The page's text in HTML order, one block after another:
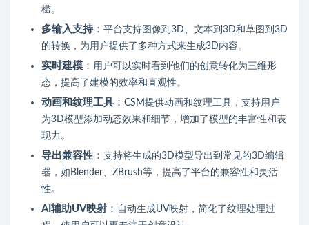
槛。
多输入支持： 平台支持图像到3D、文本到3D和草图到3D
的转换，为用户提供了多种方式来生成3D内容。
实时建模 ： 用户可以实时看到他们的创意转化为三维形
态，提高了建模的效率和直观性。
动画和纹理工具 ： CSM提供动画和纹理工具，支持用户
为3D模型添加动态效果和细节，增加了模型的丰富性和表
现力。
导出兼容性 ： 支持将生成的3D模型导出到常见的3D编辑
器，如Blender、ZBrush等，提高了平台的兼容性和灵活
性。
AI辅助UV映射 ：
自动生成UV映射，简化了纹理处理过